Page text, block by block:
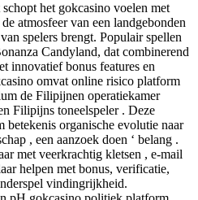
het gokcasino voelen met
atmosfeer van een landgebonden
spelers brengt. Populair spellen
Candyland, dat combinerend
innovatief bonus features en
omvat online risico platform
de Filipijnen operatiekamer
Filipijns toneelspeler . Deze
betekenis organische evolutie naar
, een aanzoek doen ‘ belang .
met veerkrachtig kletsen , e-mail
helpen met bonus, verificatie,
vindingrijkheid.